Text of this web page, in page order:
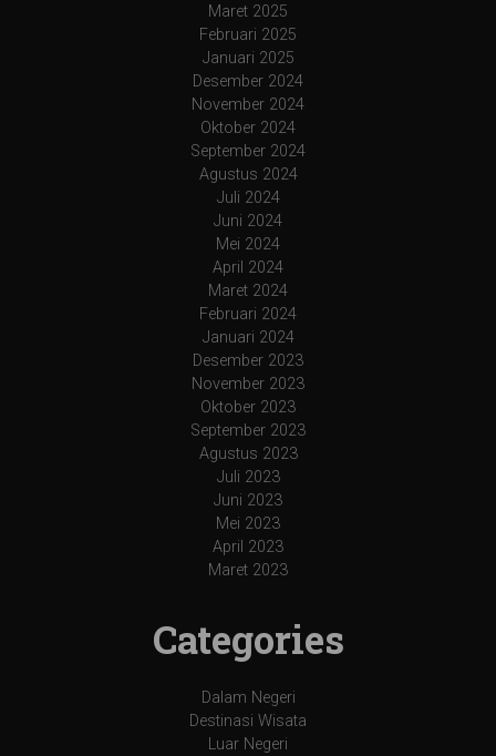
Maret 2025
Februari 2025
Januari 2025
Desember 2024
November 2024
Oktober 2024
September 2024
Agustus 2024
Juli 2024
Juni 2024
Mei 2024
April 2024
Maret 2024
Februari 2024
Januari 2024
Desember 2023
November 2023
Oktober 2023
September 2023
Agustus 2023
Juli 2023
Juni 2023
Mei 2023
April 2023
Maret 2023
Categories
Dalam Negeri
Destinasi Wisata
Luar Negeri